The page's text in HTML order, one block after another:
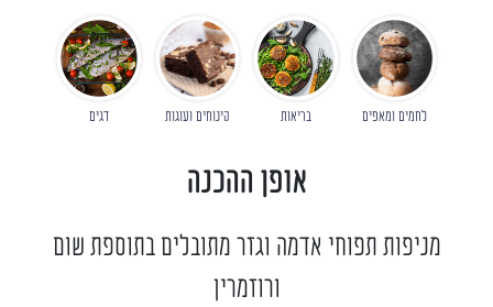
לחמים ומאפים בריאות קינוחים ועוגות דגים
אופן ההכנה
מניפות תפוחי אדמה וגזר מתובלים בתוספת שום
ורוזמרין